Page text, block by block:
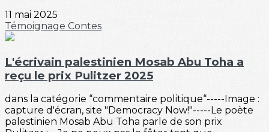
11 mai 2025
Témoignage Contes
L'écrivain palestinien Mosab Abu Toha a
reçu le prix Pulitzer 2025
dans la catégorie “commentaire politique“-----Image :
capture d'écran, site "Democracy Now!"-----Le poète
palestinien Mosab Abu Toha parle de son prix